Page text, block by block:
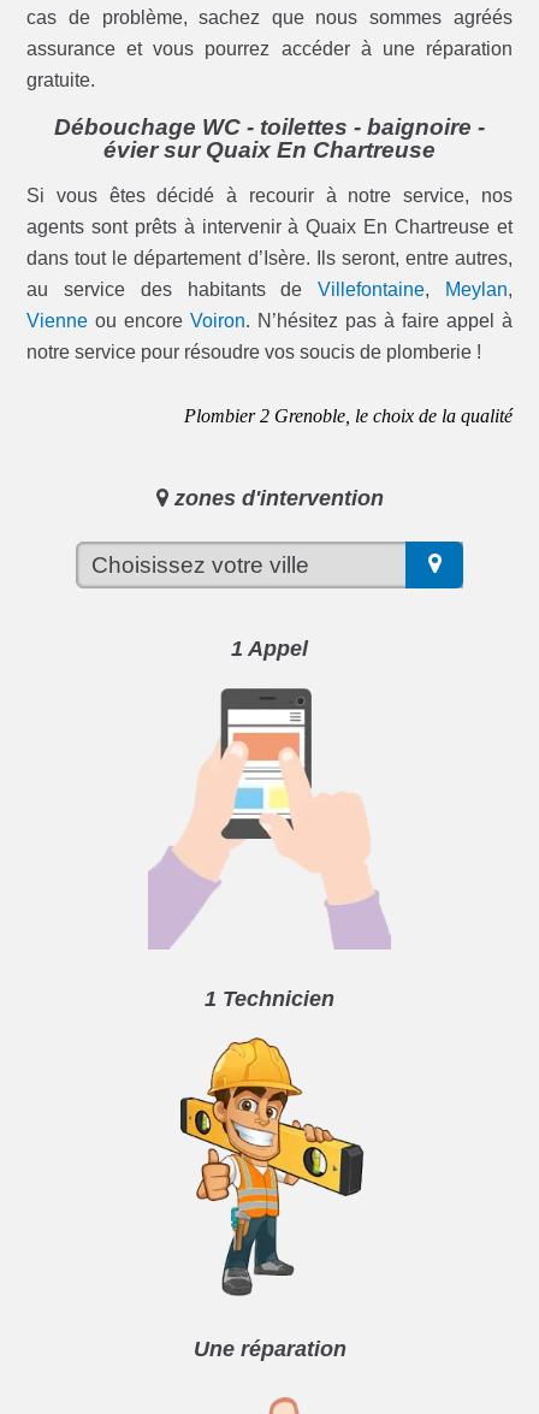
cas de problème, sachez que nous sommes agréés
assurance et vous pourrez accéder à une réparation
gratuite.
Débouchage WC - toilettes - baignoire -
évier sur Quaix En Chartreuse
Si vous êtes décidé à recourir à notre service, nos
agents sont prêts à intervenir à Quaix En Chartreuse et
dans tout le département d’Isère. Ils seront, entre autres,
au service des habitants de Villefontaine, Meylan,
Vienne ou encoreVoiron. N’hésitez pas à faire appel à
notre service pour résoudre vos soucis de plomberie !
Plombier 2 Grenoble, le choix de la qualité
zones d'intervention
1 Appel
1 Technicien
Une réparation